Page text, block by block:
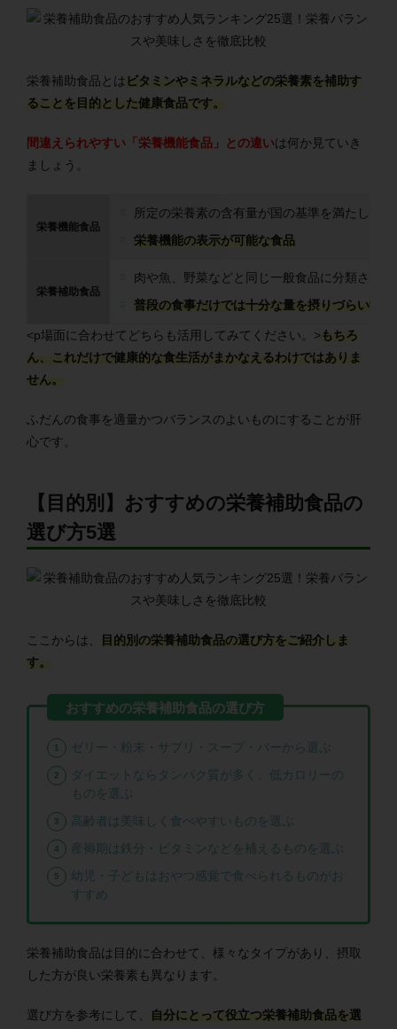
栄養補助食品とは ビタミンやミネラルなどの栄養素を補助す
ることを目的とした健康食品です。
間違えられやすい「栄養機能食品」との違いは何か見ていき
ましょう。
栄養機能食品
所定の栄養素の含有量が国の基準を満たしてい
栄養機能の表示が可能な食品
栄養補助食品
肉や魚、野菜などと同じ一般食品に分類され
普段の食事だけでは十分な量を摂りづらい栄
<p場面に合わせてどちらも活用してみてください。> もちろ
ん、これだけで健康的な食生活がまかなえるわけではありま
せん。
ふだんの食事を適量かつバランスのよいものにすることが肝
心です。
【目的別】おすすめの栄養補助食品の
選び方5選
ここからは、
目的別の栄養補助食品の選び方をご紹介しま
す。
ゼリー・粉末・サプリ・スープ・バーから選ぶ
ダイエットならタンパク質が多く、低カロリーの
ものを選ぶ
高齢者は美味しく食べやすいものを選ぶ
産褥期は鉄分・ビタミンなどを補えるものを選ぶ
幼児・子どもはおやつ感覚で食べられるものがお
すすめ
栄養補助食品は目的に合わせて、様々なタイプがあり、摂取
した方が良い栄養素も異なります。
選び方を参考にして、
自分にとって役立つ栄養補助食品を選